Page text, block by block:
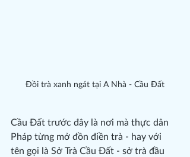
Đồi trà xanh ngát tại A Nhà - Cầu Đất
Cầu Đất trước đây là nơi mà thực dân
Pháp từng mở đồn điền trà - hay với
tên gọi là Sở Trà Cầu Đất - sở trà đầu